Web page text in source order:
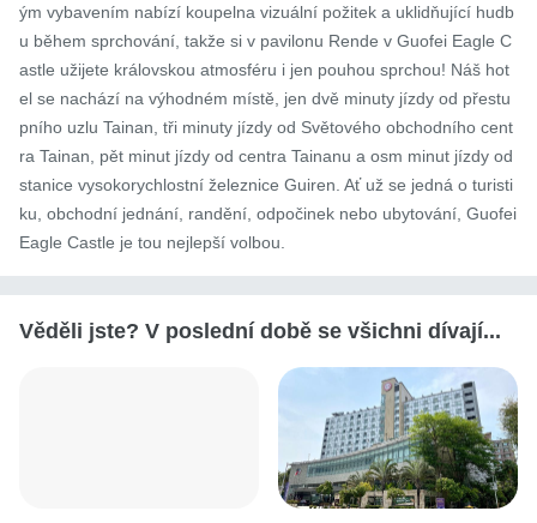
ým vybavením nabízí koupelna vizuální požitek a uklidňující hudb
u během sprchování, takže si v pavilonu Rende v Guofei Eagle C
astle užijete královskou atmosféru i jen pouhou sprchou! Náš hot
el se nachází na výhodném místě, jen dvě minuty jízdy od přestu
pního uzlu Tainan, tři minuty jízdy od Světového obchodního cent
ra Tainan, pět minut jízdy od centra Tainanu a osm minut jízdy od
stanice vysokorychlostní železnice Guiren. Ať už se jedná o turisti
ku, obchodní jednání, randění, odpočinek nebo ubytování, Guofei
Eagle Castle je tou nejlepší volbou.
Věděli jste? V poslední době se všichni dívají...